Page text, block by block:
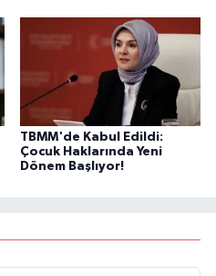
TBMM'de Kabul Edildi:
Çocuk Haklarında Yeni
Dönem Başlıyor!